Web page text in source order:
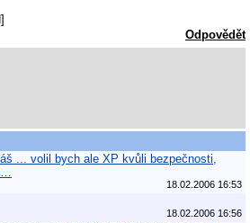
Odpovědět
... volil bych ale XP kvůli bezpečnosti,
18.02.2006 16:53
18.02.2006 16:56